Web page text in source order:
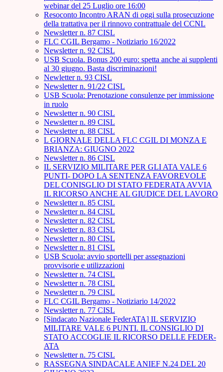
webinar del 25 Luglio ore 16:00
Resoconto Incontro ARAN di oggi sulla prosecuzione
della trattativa per il rinnovo contrattuale del CCNL
Newsletter n. 87 CISL
FLC CGIL Bergamo - Notiziario 16/2022
Newsletter n. 92 CISL
USB Scuola. Bonus 200 euro: spetta anche ai supplenti
al 30 giugno. Basta discriminazioni!
Newletter n. 93 CISL
Newsletter n. 91/22 CISL
USB Scuola: Prenotazione consulenze per immissione
in ruolo
Newsletter n. 90 CISL
Newsletter n. 89 CISL
Newsletter n. 88 CISL
L GIORNALE DELLA FLC CGIL DI MONZA E
BRIANZA: GIUGNO 2022
Newsletter n. 86 CISL
IL SERVIZIO MILITARE PER GLI ATA VALE 6
PUNTI- DOPO LA SENTENZA FAVOREVOLE
DEL CONISGLIO DI STATO FEDERATA AVVIA
IL RICORSO ANCHE AL GIUDICE DEL LAVORO
Newsletter n. 85 CISL
Newsletter n. 84 CISL
Newsletter n. 82 CISL
Newsletter n. 83 CISL
Newsletter n. 80 CISL
Newsletter n. 81 CISL
USB Scuola: avvio sportelli per assegnazioni
provvisorie e utilizzazioni
Newsletter n. 74 CISL
Newsletter n. 78 CISL
Newsletter n. 79 CISL
FLC CGIL Bergamo - Notiziario 14/2022
Newsletter n. 77 CISL
[Sindacato Nazionale FederATA] IL SERVIZIO
MILITARE VALE 6 PUNTI. IL CONSIGLIO DI
STATO ACCOGLIE IL RICORSO DELLE FEDER-
ATA
Newsletter n. 75 CISL
RASSEGNA SINDACALE ANIEF N.24 DEL 20